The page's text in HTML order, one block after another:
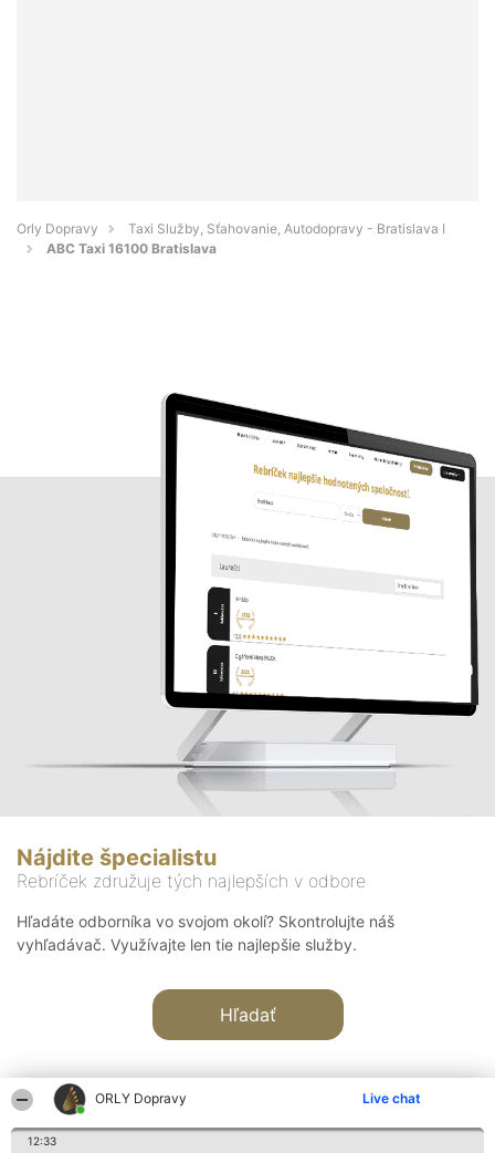
ORLY Dopravy Live chat
12:33
Orly Dopravy
Taxi Služby, Sťahovanie, Autodopravy - Bratislava I
ABC Taxi 16100 Bratislava
Nájdite špecialistu
Rebríček združuje tých najlepších v odbore
Hľadáte odborníka vo svojom okolí? Skontrolujte náš
vyhľadávač. Využívajte len tie najlepšie služby.
Hľadať